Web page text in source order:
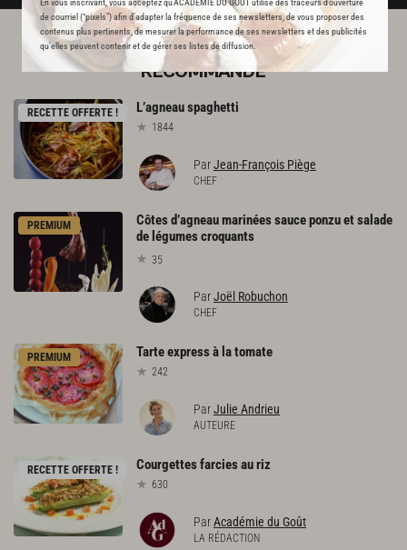
de courriel (“pixels”) afin d’adapter la fréquence de ses newsletters, de vous proposer des
contenus plus pertinents, de mesurer la performance de ses newsletters et des publicités
qu’elles peuvent contenir et de gérer ses listes de diffusion.
L'ACADÉMIE DU GOÛT VOUS
RECOMMANDE
RECETTE OFFERTE ! L’agneauspaghetti
1844
ParJean-François Piège
CHEF
PREMIUM
Côtes d’agneau marinées sauce ponzu et salade
de légumes croquants
35
ParJoël Robuchon
CHEF
PREMIUM Tarteexpressà latomate
242
ParJulie Andrieu
AUTEURE
RECETTE OFFERTE ! Courgettesfarciesauriz
630
ParAcadémie du Goût
LA RÉDACTION